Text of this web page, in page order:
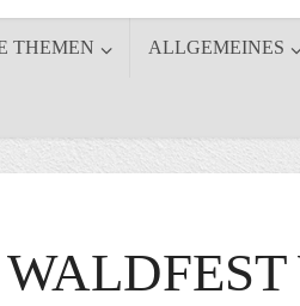
THEMEN ALLGEMEINES